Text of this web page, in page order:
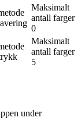
Maksimalt
antall farger
0
Maksimalt
antall farger
5
under